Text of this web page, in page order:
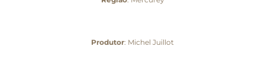
Produtor: Michel Juillot